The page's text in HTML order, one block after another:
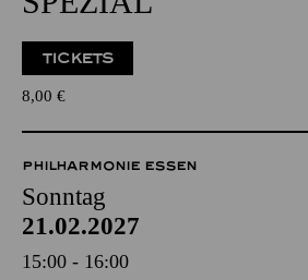
SPEZIAL
8,00 €
PHILHARMONIE ESSEN
Sonntag